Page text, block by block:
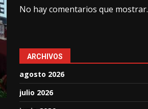
No hay comentarios que mostrar.
ARCHIVOS
agosto 2026
julio 2026